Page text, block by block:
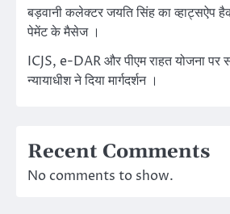
बड़वानी कलेक्टर जयति सिंह का व्हाट्सऐप
पेमेंट के मैसेज ।
ICJS, e-DAR और पीएम राहत योजना पर
न्यायाधीश ने दिया मार्गदर्शन ।
Recent Comments
No comments to show.